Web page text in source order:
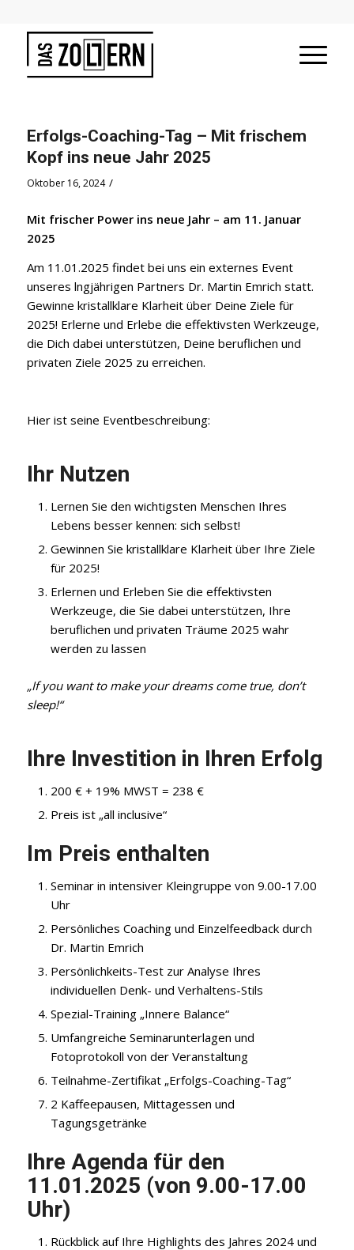
Erfolgs-Coaching-Tag – Mit frischem
Kopf ins neue Jahr 2025
Oktober 16, 2024 /
Mit frischer Power ins neue Jahr – am 11. Januar
2025
Am 11.01.2025 findet bei uns ein externes Event
unseres lngjährigen Partners Dr. Martin Emrich statt.
Gewinne kristallklare Klarheit über Deine Ziele für
2025! Erlerne und Erlebe die effektivsten Werkzeuge,
die Dich dabei unterstützen, Deine beruflichen und
privaten Ziele 2025 zu erreichen.
Hier ist seine Eventbeschreibung:
Ihr Nutzen
Lernen Sie den wichtigsten Menschen Ihres
Lebens besser kennen: sich selbst!
Gewinnen Sie kristallklare Klarheit über Ihre Ziele
für 2025!
Erlernen und Erleben Sie die effektivsten
Werkzeuge, die Sie dabei unterstützen, Ihre
beruflichen und privaten Träume 2025 wahr
werden zu lassen
„If you want to make your dreams come true, don’t
sleep!“
Ihre Investition in Ihren Erfolg
200 € + 19% MWST = 238 €
Preis ist „all inclusive“
Im Preis enthalten
Seminar in intensiver Kleingruppe von 9.00-17.00
Uhr
Persönliches Coaching und Einzelfeedback durch
Dr. Martin Emrich
Persönlichkeits-Test zur Analyse Ihres
individuellen Denk- und Verhaltens-Stils
Spezial-Training „Innere Balance“
Umfangreiche Seminarunterlagen und
Fotoprotokoll von der Veranstaltung
Teilnahme-Zertifikat „Erfolgs-Coaching-Tag“
2 Kaffeepausen, Mittagessen und
Tagungsgetränke
Ihre Agenda für den
11.01.2025 (von 9.00-17.00
Uhr)
Rückblick auf Ihre Highlights des Jahres 2024 und